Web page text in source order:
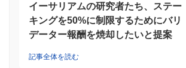
イーサリアムの研究者たち、ステー
キングを50%に制限するためにバリ
データー報酬を焼却したいと提案
記事全体を読む